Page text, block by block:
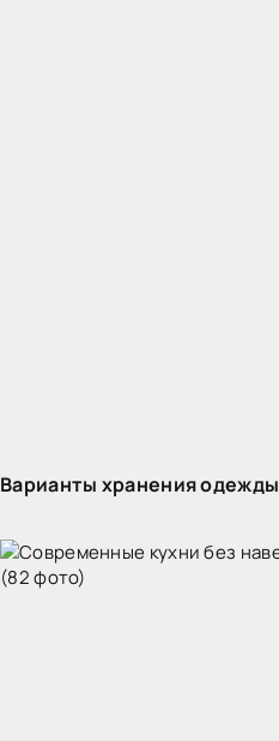
Варианты хранения одежды